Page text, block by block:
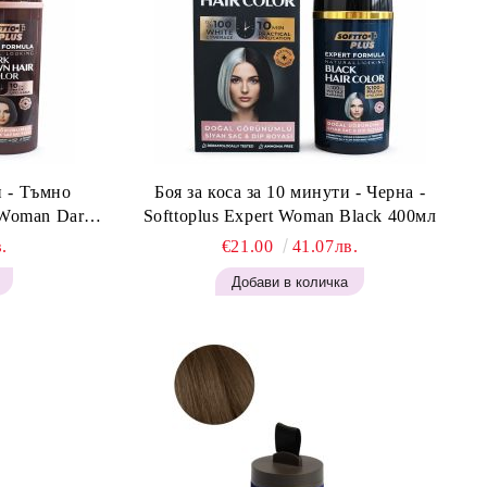
- Тъмно
Dark
Боя за коса за 10 минути - Черна -
Softtoplus Expert Woman Black 400мл
€21.00
41.07лв.